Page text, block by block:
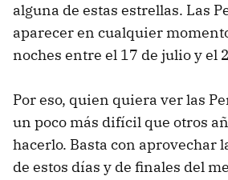
alguna de estas estrellas. Las
aparecer en cualquier
noches entre el 17 de julio y el
Por eso, quien quiera ver las
un poco más difícil que otros
hacerlo. Basta con aprovechar
de estos días y de finales del